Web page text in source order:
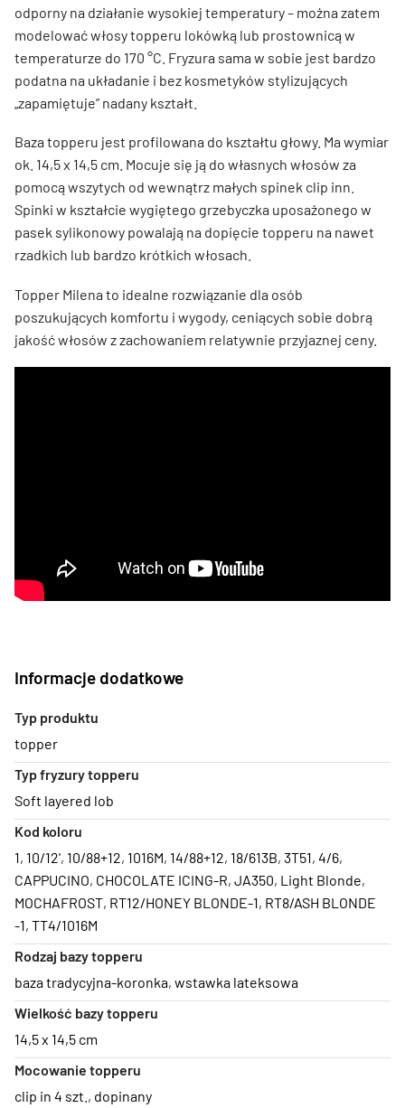
odporny na działanie wysokiej temperatury – można zatem
modelować włosy topperu lokówką lub prostownicą w
temperaturze do 170 °C. Fryzura sama w sobie jest bardzo
podatna na układanie i bez kosmetyków stylizujących
„zapamiętuje” nadany kształt.
Baza topperu jest profilowana do kształtu głowy. Ma wymiar
ok. 14,5 x 14,5 cm. Mocuje się ją do własnych włosów za
pomocą wszytych od wewnątrz małych spinek clip inn.
Spinki w kształcie wygiętego grzebyczka uposażonego w
pasek sylikonowy powalają na dopięcie topperu na nawet
rzadkich lub bardzo krótkich włosach.
Topper Milena to idealne rozwiązanie dla osób
poszukujących komfortu i wygody, ceniących sobie dobrą
jakość włosów z zachowaniem relatywnie przyjaznej ceny.
Informacje dodatkowe
Typ produktu
topper
Typ fryzury topperu
Soft layered lob
Kod koloru
1, 10/12', 10/88+12, 1016M, 14/88+12, 18/613B, 3T51, 4/6,
CAPPUCINO, CHOCOLATE ICING-R, JA350, Light Blonde,
MOCHAFROST, RT12/HONEY BLONDE-1, RT8/ASH BLONDE
-1, TT4/1016M
Rodzaj bazy topperu
baza tradycyjna-koronka, wstawka lateksowa
Wielkość bazy topperu
14,5 x 14,5 cm
Mocowanie topperu
clip in 4 szt. , dopinany